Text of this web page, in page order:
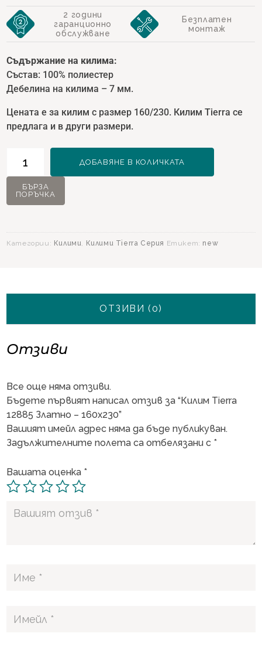
2 години
гаранционно
обслужване
Безплатен
монтаж
Съдържание на килима:
Състав: 100% полиестер
Дебелина на килима – 7 мм.
Цената е за килим с размер 160/230. Килим Tierra се
предлага и в други размери.
Килим
Tierra
-
ДОБАВЯНЕ В КОЛИЧКАТА
БЪРЗА
ПОРЪЧКА
Категории: Килими, Килими Tierra Серия Етикет: new
ОТЗИВИ (0)
Отзиви
Все още няма отзиви.
Бъдете първият написал отзив за “Килим Tierra
12885 Златно – 160х230”
Вашият имейл адрес няма да бъде публикуван.
Задължителните полета са отбелязани с *
Вашата оценка *